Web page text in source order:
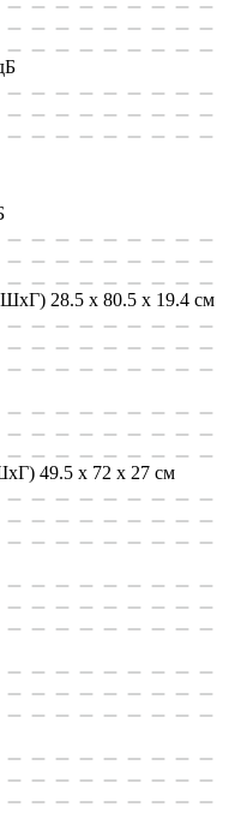
28.5 x 80.5 x 19.4 см
49.5 x 72 x 27 см